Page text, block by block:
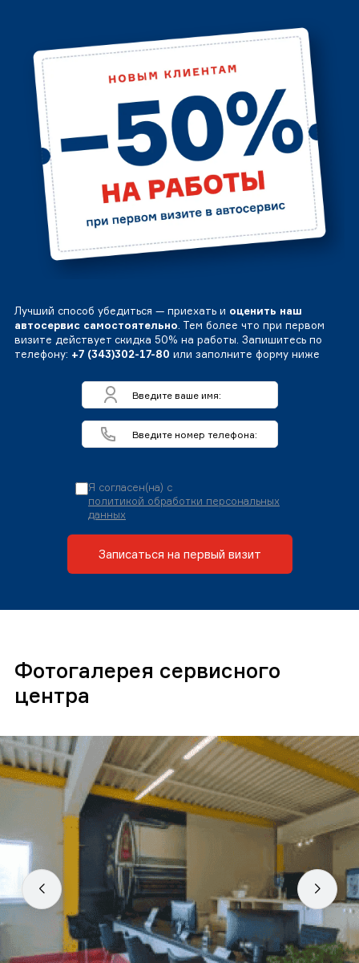
Лучший способ убедиться — приехать и оценить наш
автосервис самостоятельно. Тем более что при первом
визите действует скидка 50% на работы. Запишитесь по
телефону: +7 (343)302-17-80 или заполните форму ниже
Я согласен(на) с
политикой обработки персональных
данных
Записаться на первый визит
Фотогалерея сервисного
центра